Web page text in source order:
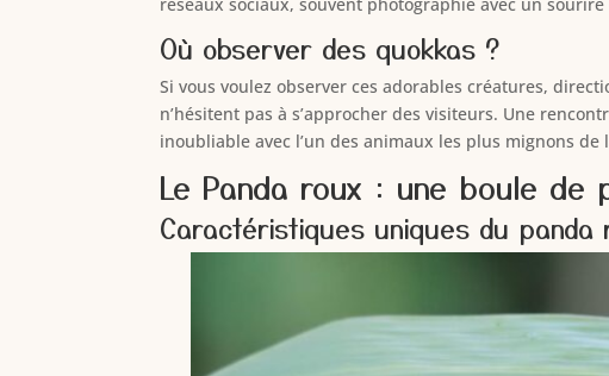
Où observer des quokkas ?
Si vous voulez observer ces adorables créatures,
n’hésitent pas à s’approcher des visiteurs. Une
inoubliable avec l’un des animaux les plus mignons de
Le Panda roux : une boule
Caractéristiques uniques du panda